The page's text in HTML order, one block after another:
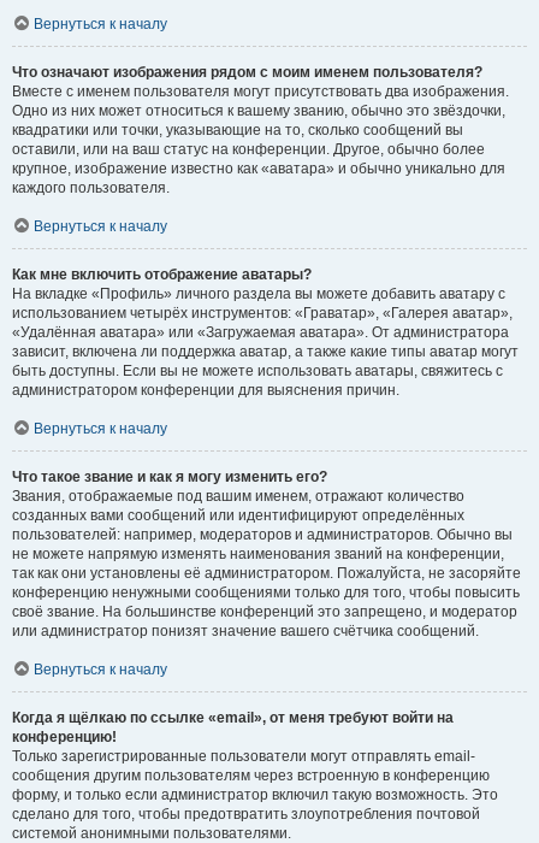
Вернуться к началу
Что означают изображения рядом с моим именем пользователя?
Вместе с именем пользователя могут присутствовать два изображения.
Одно из них может относиться к вашему званию, обычно это звёздочки,
квадратики или точки, указывающие на то, сколько сообщений вы
оставили, или на ваш статус на конференции. Другое, обычно более
крупное, изображение известно как «аватара» и обычно уникально для
каждого пользователя.
Вернуться к началу
Как мне включить отображение аватары?
На вкладке «Профиль» личного раздела вы можете добавить аватару с
использованием четырёх инструментов: «Граватар», «Галерея аватар»,
«Удалённая аватара» или «Загружаемая аватара». От администратора
зависит, включена ли поддержка аватар, а также какие типы аватар могут
быть доступны. Если вы не можете использовать аватары, свяжитесь с
администратором конференции для выяснения причин.
Вернуться к началу
Что такое звание и как я могу изменить его?
Звания, отображаемые под вашим именем, отражают количество
созданных вами сообщений или идентифицируют определённых
пользователей: например, модераторов и администраторов. Обычно вы
не можете напрямую изменять наименования званий на конференции,
так как они установлены её администратором. Пожалуйста, не засоряйте
конференцию ненужными сообщениями только для того, чтобы повысить
своё звание. На большинстве конференций это запрещено, и модератор
или администратор понизят значение вашего счётчика сообщений.
Вернуться к началу
Когда я щёлкаю по ссылке «email», от меня требуют войти на
конференцию!
Только зарегистрированные пользователи могут отправлять email-
сообщения другим пользователям через встроенную в конференцию
форму, и только если администратор включил такую возможность. Это
сделано для того, чтобы предотвратить злоупотребления почтовой
системой анонимными пользователями.